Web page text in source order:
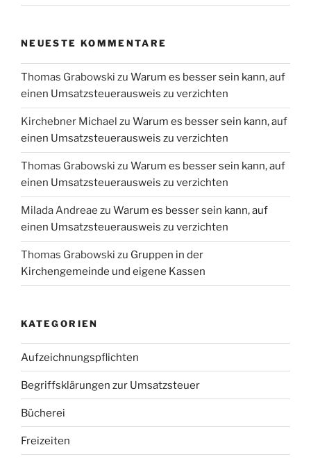
NEUESTE KOMMENTARE
Thomas Grabowski zu Warum es besser sein kann, auf
einen Umsatzsteuerausweis zu verzichten
Kirchebner Michael zu Warum es besser sein kann, auf
einen Umsatzsteuerausweis zu verzichten
Thomas Grabowski zu Warum es besser sein kann, auf
einen Umsatzsteuerausweis zu verzichten
Milada Andreae zu Warum es besser sein kann, auf
einen Umsatzsteuerausweis zu verzichten
Thomas Grabowski zu Gruppen in der
Kirchengemeinde und eigene Kassen
KATEGORIEN
Aufzeichnungspflichten
Begriffsklärungen zur Umsatzsteuer
Bücherei
Freizeiten